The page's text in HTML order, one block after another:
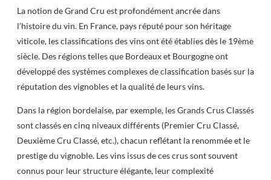
La notion de Grand Cru est profondément ancrée dans
l’histoire du vin. En France, pays réputé pour son héritage
viticole, les classifications des vins ont été établies dès le 19ème
siècle. Des régions telles que Bordeaux et Bourgogne ont
développé des systèmes complexes de classification basés sur la
réputation des vignobles et la qualité de leurs vins.
Dans la région bordelaise, par exemple, les Grands Crus Classés
sont classés en cinq niveaux différents (Premier Cru Classé,
Deuxième Cru Classé, etc.), chacun reflétant la renommée et le
prestige du vignoble. Les vins issus de ces crus sont souvent
connus pour leur structure élégante, leur complexité